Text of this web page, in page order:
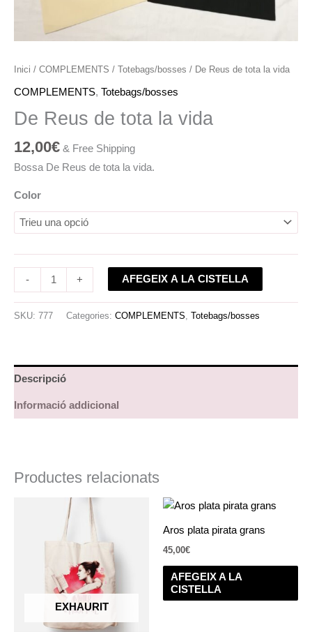
Inici / COMPLEMENTS / Totebags/bosses / De Reus de tota la vida
COMPLEMENTS, Totebags/bosses
De Reus de tota la vida
12,00€ & Free Shipping
Bossa De Reus de tota la vida.
Color
- + AFEGEIX A LA CISTELLA
SKU: 777 Categories: COMPLEMENTS, Totebags/bosses
Descripció
Informació addicional
Productes relacionats
EXHAURIT
Aros plata pirata grans
45,00€
AFEGEIX A LA
CISTELLA